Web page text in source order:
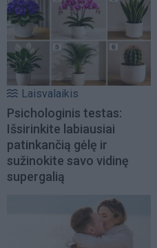
Laisvalaikis
Psichologinis testas:
Išsirinkite labiausiai
patinkančią gėlę ir
sužinokite savo vidinę
supergalią